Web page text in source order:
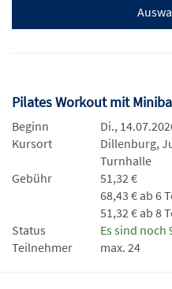
Pilates Workout mit
Beginn
Di.,
Kursort
Dillenburg,
Turnhalle
Gebühr
51,32 €
68,43 € ab 6
51,32 € ab 8
Status
Es sind noch
Teilnehmer
max. 24